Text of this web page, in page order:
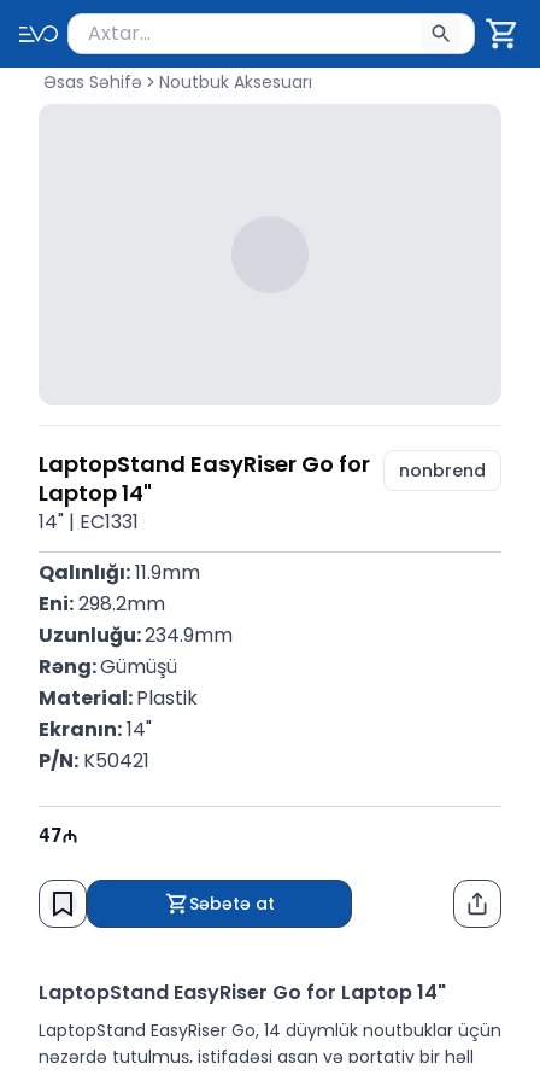
Məhsul axtar
Axtarış üçün ən azı 2 simvol yazın. Göndərmək
Əsas Səhifə Noutbuk Aksesuarı
LaptopStand EasyRiser Go for
Laptop 14"
nonbrend
14" | EC1331
Qalınlığı: 11.9mm
Eni: 298.2mm
Uzunluğu: 234.9mm
Rəng: Gümüşü
Material: Plastik
Ekranın: 14"
P/N: K50421
47
Səbətə at
LaptopStand EasyRiser Go for Laptop 14"
LaptopStand EasyRiser Go, 14 düymlük noutbuklar üçün
nəzərdə tutulmuş, istifadəsi asan və portativ bir həll